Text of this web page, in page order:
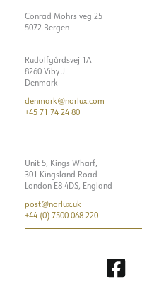
Conrad Mohrs veg 25
5072 Bergen
Rudolfgårdsvej 1A
8260 Viby J
Denmark
denmark@norlux.com
+45 71 74 24 80
Unit 5, Kings Wharf,
301 Kingsland Road
London E8 4DS, England
post@norlux.uk
+44 (0) 7500 068 220